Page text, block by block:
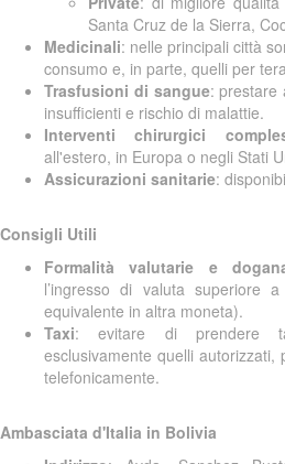
Santa Cruz de la Sierra,
Medicinali: nelle principali città
consumo e, in parte, quelli per
Trasfusioni di sangue: prestare
insufficienti e rischio di malattie.
Interventi chirurgici
all'estero, in Europa o negli Stati
Assicurazioni sanitarie:
Consigli Utili
Formalità valutarie e
l’ingresso di valuta superiore
equivalente in altra moneta).
Taxi: evitare di prendere
esclusivamente quelli
telefonicamente.
Ambasciata d'Italia in Bolivia